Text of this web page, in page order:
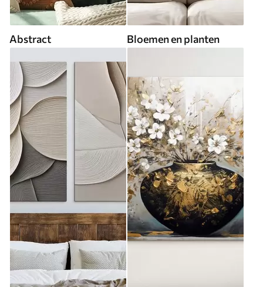
Abstract Bloemen en planten